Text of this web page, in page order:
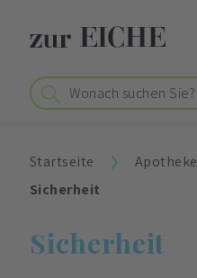
Startseite Apotheke
Sicherheit
Sicherheit